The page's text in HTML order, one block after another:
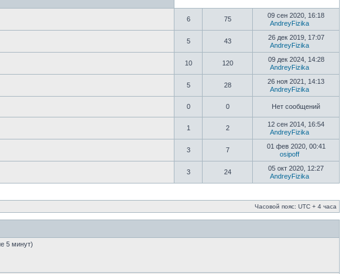
6 75
09 сен 2020, 16:18
AndreyFizika
5 43
26 дек 2019, 17:07
AndreyFizika
10 120
09 дек 2024, 14:28
AndreyFizika
5 28
26 ноя 2021, 14:13
AndreyFizika
0 0 Нет сообщений
1 2
12 сен 2014, 16:54
AndreyFizika
3 7
01 фев 2020, 00:41
osipoff
3 24
05 окт 2020, 12:27
AndreyFizika
Часовой пояс: UTC + 4 часа
5 минут)